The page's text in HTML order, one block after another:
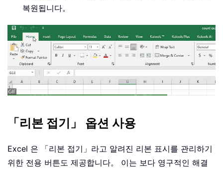
복원됩니다。
「리본 접기」 옵션 사용
Excel 은 「리본 접기」라고 알려진 리본 표시를 관리하기
위한 전용 버튼도 제공합니다。 이는 보다 영구적인 해결